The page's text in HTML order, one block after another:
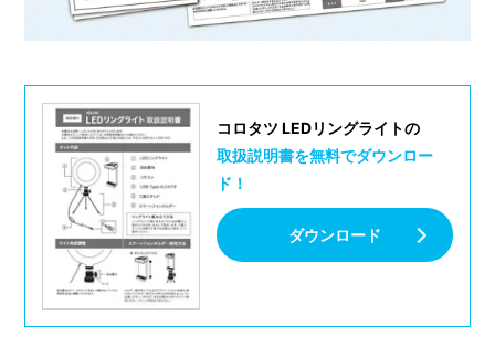
コロタツ LEDリングライトの
取扱説明書を無料でダウンロー
ド！
ダウンロード